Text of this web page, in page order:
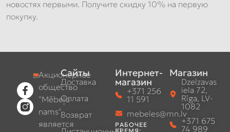
новостях первыми. Получите скидку 10% на первую
покупку.
Акционерное
общество
"Mēbeļu
nams"
является
Сайты
Доставка
Оплата
Возврат
Интернет-
магазин
+371 256
11 591
mebeles@mn.lv
РАБОЧЕЕ
Магазин
Dzelzavas
iela 72,
Rīga, LV-
1082
+371 675
74 989